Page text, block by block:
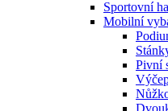
Sportovní
Mobilní
Pivní